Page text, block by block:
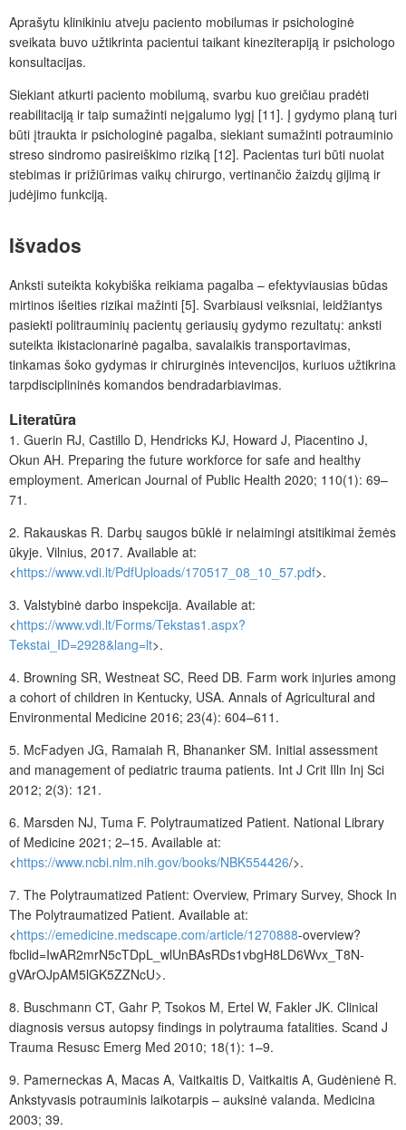
Aprašytu klinikiniu atveju paciento mobilumas ir psichologinė
sveikata buvo užtikrinta pacientui taikant kineziterapiją ir psichologo
konsultacijas.
Siekiant atkurti paciento mobilumą, svarbu kuo greičiau pradėti
reabilitaciją ir taip sumažinti neįgalumo lygį [11]. Į gydymo planą turi
būti įtraukta ir psichologinė pagalba, siekiant sumažinti potrauminio
streso sindromo pasireiškimo riziką [12]. Pacientas turi būti nuolat
stebimas ir prižiūrimas vaikų chirurgo, vertinančio žaizdų gijimą ir
judėjimo funkciją.
Išvados
Anksti suteikta kokybiška reikiama pagalba – efektyviausias būdas
mirtinos išeities rizikai mažinti [5]. Svarbiausi veiksniai, leidžiantys
pasiekti politrauminių pacientų geriausių gydymo rezultatų: anksti
suteikta iki­stacionarinė pagalba, savalaikis transportavimas,
tinkamas šoko gydymas ir chirurginės intevencijos, kuriuos užtikrina
tarpdisciplininės komandos bendradarbiavimas.
Literatūra
1. Guerin RJ, Castillo D, Hendricks KJ, Howard J, Piacentino J,
Okun AH. Preparing the future workforce for safe and healthy
employment. American Journal of Public Health 2020; 110(1): 69–
71.
2. Rakauskas R. Darbų saugos būklė ir nelaimingi atsitikimai žemės
ūkyje. Vilnius, 2017. Available at:
<https://www.vdi.lt/PdfUploads/170517_08_10_57.pdf>.
3. Valstybinė darbo inspekcija. Available at:
<https://www.vdi.lt/Forms/Tekstas1.aspx?
Tekstai_ID=2928&lang=lt>.
4. Browning SR, Westneat SC, Reed DB. Farm work injuries among
a cohort of children in Kentucky, USA. Annals of Agricultural and
Environmental Medicine 2016; 23(4): 604–611.
5. McFadyen JG, Ramaiah R, Bhananker SM. Initial assessment
and management of pediatric trauma patients. Int J Crit Illn Inj Sci
2012; 2(3): 121.
6. Marsden NJ, Tuma F. Polytraumatized Patient. National Library
of Medicine 2021; 2–15. Available at:
<https://www.ncbi.nlm.nih.gov/books/NBK554426/>.
7. The Polytraumatized Patient: Overview, Primary Survey, Shock In
The Polytraumatized Patient. Available at:
<https://emedicine.medscape.com/article/1270888-overview?
fbclid=IwAR2mrN5cTDpL_wlUnBAsRDs1vbgH8LD6Wvx_T8N-
gVArOJpAM5lGK5ZZNcU>.
8. Buschmann CT, Gahr P, Tsokos M, Ertel W, Fakler JK. Clinical
diagnosis versus autopsy findings in polytrauma fatalities. Scand J
Trauma Resusc Emerg Med 2010; 18(1): 1–9.
9. Pamerneckas A, Macas A, Vaitkaitis D, Vaitkaitis A, Gudėnienė R.
Ankstyvasis potrauminis laikotarpis – auksinė valanda. Medicina
2003; 39.